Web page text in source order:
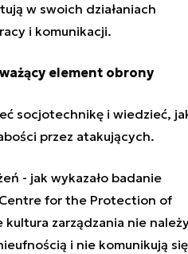
w swoich działaniach
i komunikacji.
element obrony
socjotechnikę i wiedzieć,
przez atakujących.
- jak wykazało badanie
for the Protection of
zarządzania nie
i nie komunikują się